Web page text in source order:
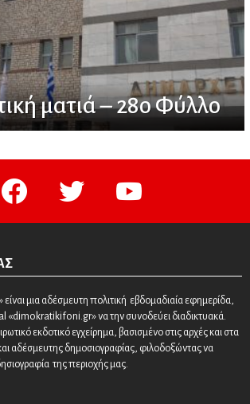
ματιά – 28ο Φύλλο
facebook twitter
μια αδέσμευτη πολιτική εβδομαδιαία εφημερίδα,
«dimokratikifoni.gr» να την συνοδεύει διαδικτυακά.
εκδοτικό εγχείρημα, βασισμένο στις αρχές και στα
αδέσμευτης δημοσιογραφίας, φιλοδοξώντας να
της περιοχής μας.